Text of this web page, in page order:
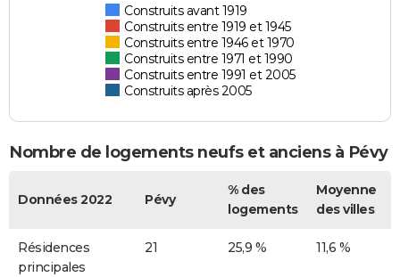
Construits avant 1919
Construits entre 1919 et 1945
Construits entre 1946 et 1970
Construits entre 1971 et 1990
Construits entre 1991 et 2005
Construits après 2005
Nombre de logements neufs et anciens à Pévy
Données 2022 Pévy
% des
logements
Moyenne
des villes
Résidences
principales
21 25,9 % 11,6 %